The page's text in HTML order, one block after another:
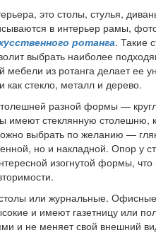
это столы, стулья,
в интерьер рамы,
ротанга. Такие
выбрать наиболее
из ротанга делает ее
как стекло, металл и дерево.
разной формы —
имеют стеклянную столешню,
выбрать по желанию —
но и накладной. Опор у
изогнутой формы,
или журнальные.
и имеют газетницу или
и не меняет свой внешний